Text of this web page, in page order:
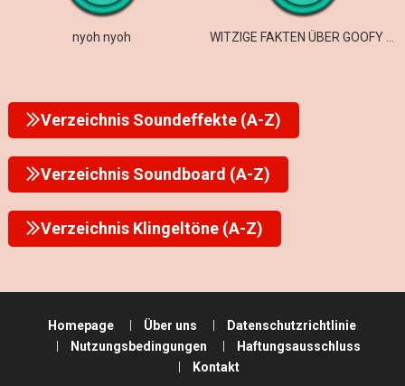
nyoh nyoh
Verzeichnis Soundeffekte (A-Z)
Verzeichnis Soundboard (A-Z)
Verzeichnis Klingeltöne (A-Z)
Homepage Über uns
Datenschutzrichtlinie
Nutzungsbedingungen
Haftungsausschluss
Kontakt